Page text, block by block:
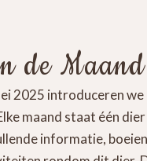
de Maand
2025 introduceren we
maand staat één
informatie,